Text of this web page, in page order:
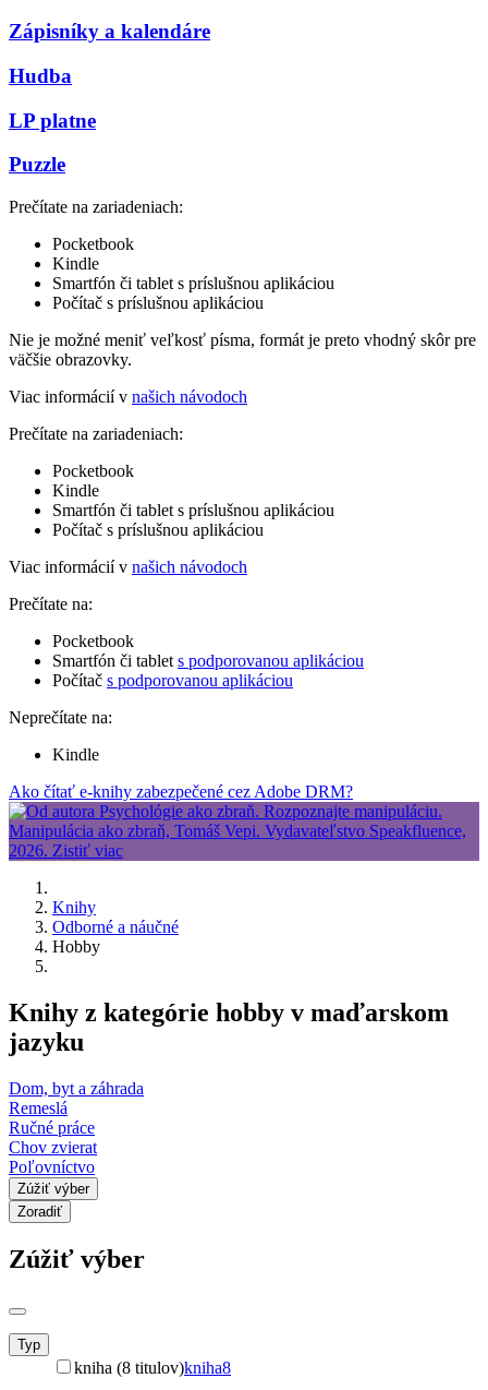
Zápisníky a kalendáre
Hudba
LP platne
Puzzle
Prečítate na zariadeniach:
Pocketbook
Kindle
Smartfón či tablet s príslušnou aplikáciou
Počítač s príslušnou aplikáciou
Nie je možné meniť veľkosť písma, formát je preto vhodný skôr pre
väčšie obrazovky.
Viac informácií v našich návodoch
Prečítate na zariadeniach:
Pocketbook
Kindle
Smartfón či tablet s príslušnou aplikáciou
Počítač s príslušnou aplikáciou
Viac informácií v našich návodoch
Prečítate na:
Pocketbook
Smartfón či tablet s podporovanou aplikáciou
Počítač s podporovanou aplikáciou
Neprečítate na:
Kindle
Ako čítať e-knihy zabezpečené cez Adobe DRM?
Knihy
Odborné a náučné
Hobby
Knihy z kategórie hobby v maďarskom
jazyku
Dom, byt a záhrada
Remeslá
Ručné práce
Chov zvierat
Poľovníctvo
Zúžiť výber
Zoradiť
Zúžiť výber
Typ
kniha (8 titulov)kniha8